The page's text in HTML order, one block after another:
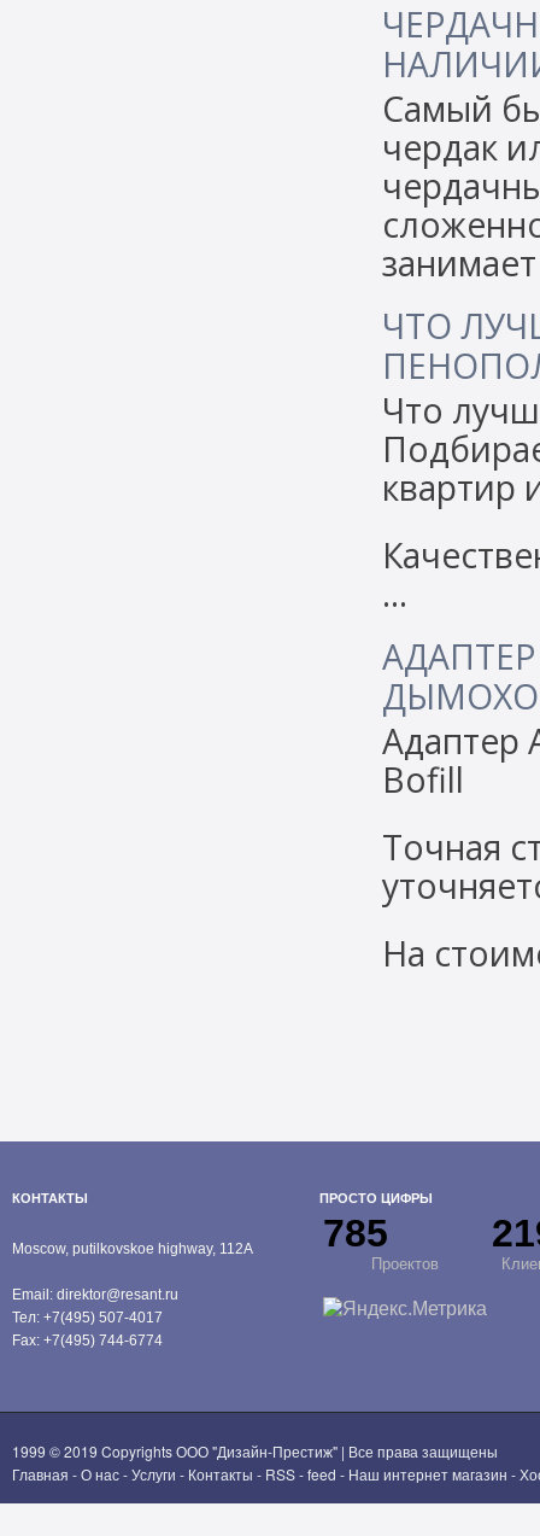
НАЛИЧИИ
Самый
чердак
ЧТО
Что
квартир
…
Адаптер
Bofill
Точная
На
КОНТАКТЫ
Moscow, putilkovskoe highway, 112A
Email: direktor@resant.ru
Тел: +7(495) 507-4017
Fax: +7(495) 744-6774
ПРОСТО ЦИФРЫ
785
Проектов
1999 © 2019 CopyrightsООО "Дизайн-Престиж" | Все права защищены
Главная -О нас-Услуги - Контакты - RSS-feed - Наш интернет магазин -